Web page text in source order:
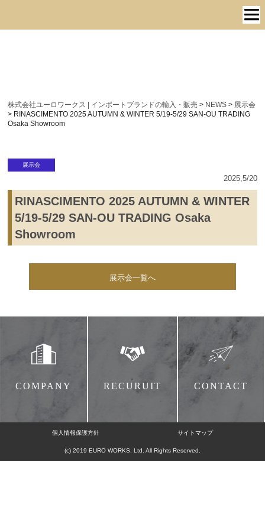
株式会社ユーロワークス | インポートブランドの輸入・販売 > NEWS > 展示会
> RINASCIMENTO 2025 AUTUMN & WINTER 5/19-5/29 SAN-OU TRADING
Osaka Showroom
展示会
2025,5/20
RINASCIMENTO 2025 AUTUMN & WINTER
5/19-5/29 SAN-OU TRADING Osaka
Showroom
展示会一覧へ
COMPANY RECURUIT CONTACT
個人情報保護方針 サイトマップ
(c) 2019 EURO WORKS, Ltd. All Rights Reserved.